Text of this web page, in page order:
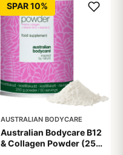
SPAR 10%
AUSTRALIAN BODYCARE
Australian Bodycare B12
& Collagen Powder (250